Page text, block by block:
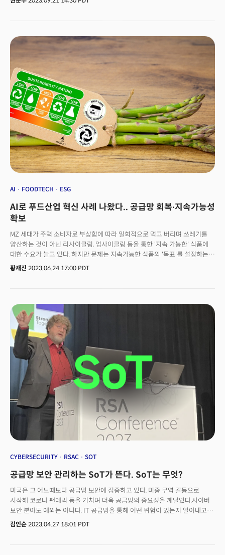
등에 본사를 둔 기업 프로젝트 규모가 전체 미국 정부 지출의 60%를 넘는
것으로 조사됐다. 또 대규모 투자 프로젝트 20개 중 15개는 대부분 배터리
공장 투자인 것으로 조사됐다. 미국 조지아주를 비롯한 남동부 지역은 한국을
비롯한 해외 기업들의 투자 거점으로 급성장하고 있다. 지난 7월
주애틀랜타대한민국총영사관에 부임한 서상표 총영사는 최근 더밀크와 만난
자리에서 EV 핵심 거점이 된 미 남동부의 지리적 중요성을 거듭 강조했다. 서
총영사는 "미래 핵심 산업 부문에서 한국과 미국 간 협업이 이뤄지고 있다"며
"반도체, EV, 배터리 등 다양한 부문의 파트너십이 진행되고 있다"고 설명했다.
그는 전 세계적으로 전기차 시장을 놓고 치열한 경쟁에 돌입하고 있다고
언급하면서 "미국을 중심으로 세계 공급망이 재편되고 있다"고 강조했다. 특히
"조지아주를 비롯한 미 남동부가 중요한 거점이다. 한국 정부 입장에서도 가장
중요한 경제동맹 핵심 지역으로 떠올랐다"고 강조했다. 그는 "EV, 배터리,
반도체 분야의 공급망을 잘 들여다봐야 한다"며 "미국 주도의 공급망 구축이
잘 이뤄지는 것은 우리 기업에게는 기회가 될 것"이라고 전망했다. 서상표
AI FOODTECH ESG
AI로 푸드산업 혁신 사례 나왔다.. 공급망 회복∙지속가능성
확보
MZ 세대가 주력 소비자로 부상함에 따라 일회적으로 먹고 버리며 쓰레기를
양산하는 것이 아닌 리사이클링, 업사이클링 등을 통한 '지속 가능한' 식품에
대한 수요가 늘고 있다. 하지만 문제는 지속가능한 식품의 '목표'를 설정하는
것. 환경 성과를 투명하게 측정하고 보고하는 데 많은 시간과 비용이 들기
(Lili Jia), 케임브리지 비즈니스 스쿨의 마케팅 교수 자이디프 프라부(Jaideep
Prabhu), 케임브리지 대학의 산업 지속 가능성 연구 책임자 스티브 에반스
(Steve Evans)는 최근 영국 식음료 부문의 101개 회사를 대상으로 설문
조사를 실시하고 그 결과를 하버드 비즈니스 리뷰에 게재했다.
황재진 2023.06.24 17:00 PDT
CYBERSECURITY RSAC SOT
공급망 보안 관리하는 SoT가 뜬다. SoT는 무엇?
미국은 그 어느때보다 공급망 보안에 집중하고 있다. 미중 무역 갈등으로
시작해 코로나 팬데믹 등을 거치며 더욱 공급망의 중요성을 깨달았다.사이버
보안 분야도 예외는 아니다. IT 공급망을 통해 어떤 위험이 있는지 알아내고
이를 대응할 수 있는 방법 찾기에 한창이다.세계 최대 보안 행사인
김인순 2023.04.27 18:01 PDT